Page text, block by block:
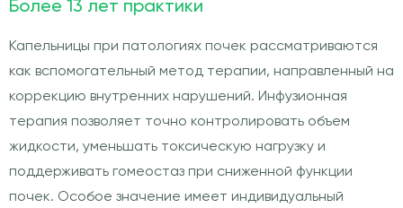
Более 13 лет практики
Капельницы при патологиях почек рассматриваются
как вспомогательный метод терапии, направленный на
коррекцию внутренних нарушений. Инфузионная
терапия позволяет точно контролировать объем
жидкости, уменьшать токсическую нагрузку и
поддерживать гомеостаз при сниженной функции
почек. Особое значение имеет индивидуальный